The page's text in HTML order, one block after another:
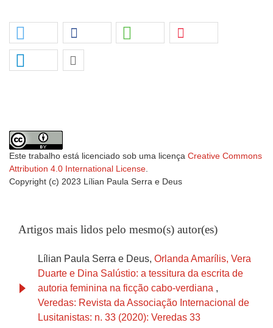
Este trabalho está licenciado sob uma licença Creative Commons
Attribution 4.0 International License.
Copyright (c) 2023 Lílian Paula Serra e Deus
Artigos mais lidos pelo mesmo(s) autor(es)
Lílian Paula Serra e Deus, Orlanda Amarílis, Vera
Duarte e Dina Salústio: a tessitura da escrita de
autoria feminina na ficção cabo-verdiana ,
Veredas: Revista da Associação Internacional de
Lusitanistas: n. 33 (2020): Veredas 33